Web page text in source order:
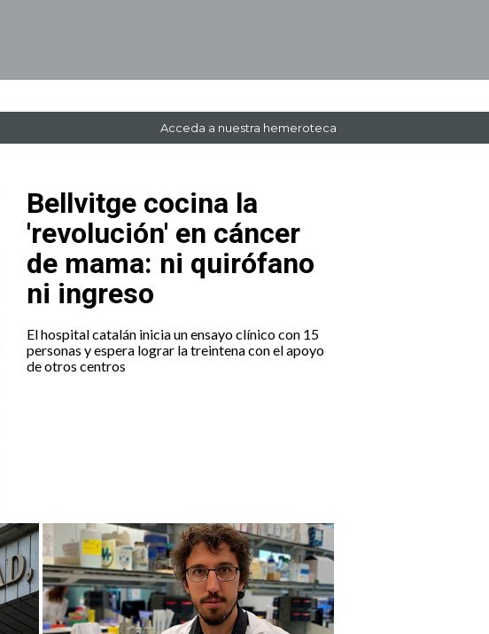
Acceda a nuestra hemeroteca
Bellvitge cocina la
'revolución' en cáncer
de mama: ni quirófano
ni ingreso
El hospital catalán inicia un ensayo clínico con 15
personas y espera lograr la treintena con el apoyo
de otros centros